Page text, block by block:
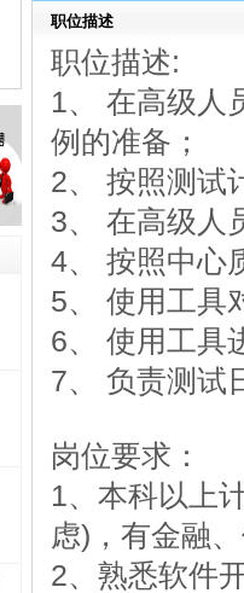
职位描述
职位描述:
1、 在高级人
例的准备；
2、 按照测试
3、 在高级人
4、 按照中心
5、 使用工具
6、 使用工具
7、 负责测试
岗位要求：
1、本科以上
虑)，有金融
2、熟悉软件